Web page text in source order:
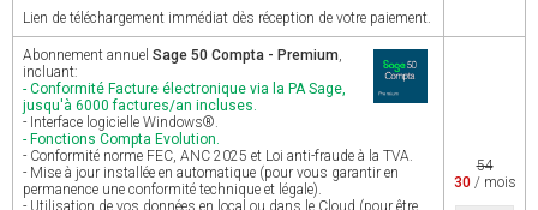
Lien de téléchargement immédiat dès réception de votre paiement.
Abonnement annuel Sage 50 Compta - Premium,
incluant:
- Conformité Facture électronique via la PA Sage,
jusqu'à 6000 factures/an incluses.
- Interface logicielle Windows®.
- Fonctions Compta Evolution.
- Conformité norme FEC, ANC 2025 et Loi anti-fraude à la TVA.
- Mise à jour installée en automatique (pour vous garantir en
permanence une conformité technique et légale).
- Utilisation de vos données en local ou dans le Cloud (pour être
54
30/ mois